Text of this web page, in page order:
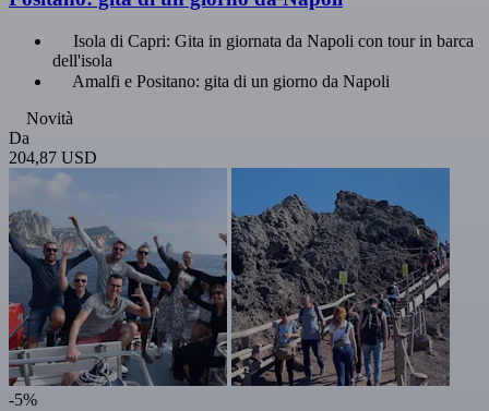
Isola di Capri: Gita in giornata da Napoli con tour in barca
dell'isola
Amalfi e Positano: gita di un giorno da Napoli
Novità
Da
204,87 USD
-5%